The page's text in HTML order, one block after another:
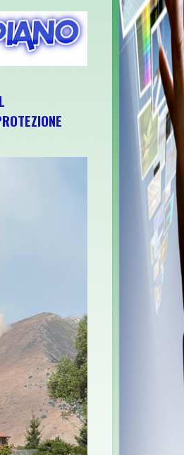
E SAPORI DEL TERRITORIO